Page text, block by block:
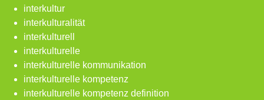
interkultur
interkulturalität
interkulturell
interkulturelle
interkulturelle kommunikation
interkulturelle kompetenz
interkulturelle kompetenz definition